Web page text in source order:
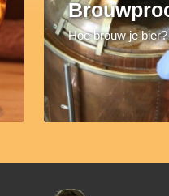
Hoe brouw je bier?